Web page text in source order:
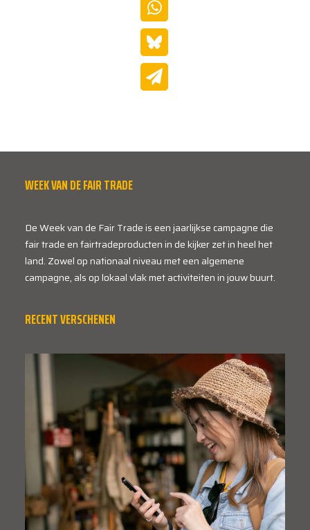
WEEK VAN DE FAIR TRADE
De Week van de Fair Trade is een jaarlijkse campagne die
fair trade en fairtradeproducten in de kijker zet in heel het
land. Zowel op nationaal niveau met een algemene
campagne, als op lokaal vlak met activiteiten in jouw buurt.
RECENT VERSCHENEN